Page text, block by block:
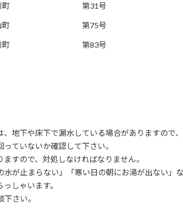
町 第31号
町 第75号
町 第83号
、地下や床下で漏水している場合がありますので
ていないか確認して下さい。
すので、対処しなければなりません。
が止まらない」「寒い日の朝にお湯が出ない」
しゃいます。
さい。